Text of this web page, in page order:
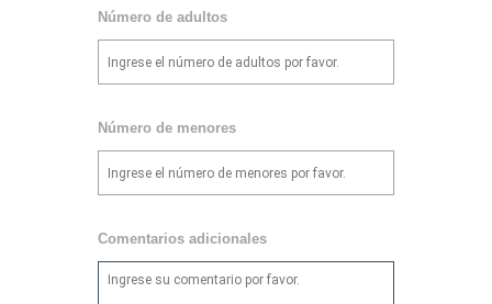
Número de adultos
Número de menores
Comentarios adicionales